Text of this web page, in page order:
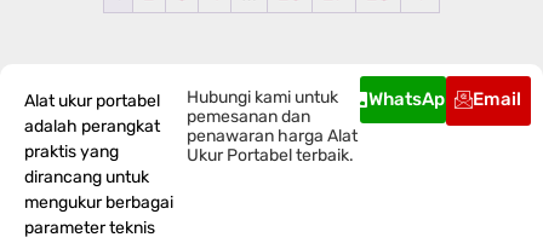
Alat ukur portabel
adalah perangkat
praktis yang
dirancang untuk
mengukur berbagai
parameter teknis
Hubungi kami untuk
pemesanan dan
penawaran harga Alat
Ukur Portabel terbaik.
WhatsApp Email